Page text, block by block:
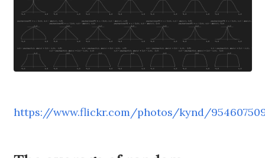
https://www.flickr.com/photos/kynd/